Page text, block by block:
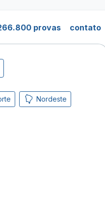
provas contato
Nordeste